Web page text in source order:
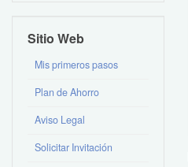
Sitio Web
Mis primeros pasos
Plan de Ahorro
Aviso Legal
Solicitar Invitación